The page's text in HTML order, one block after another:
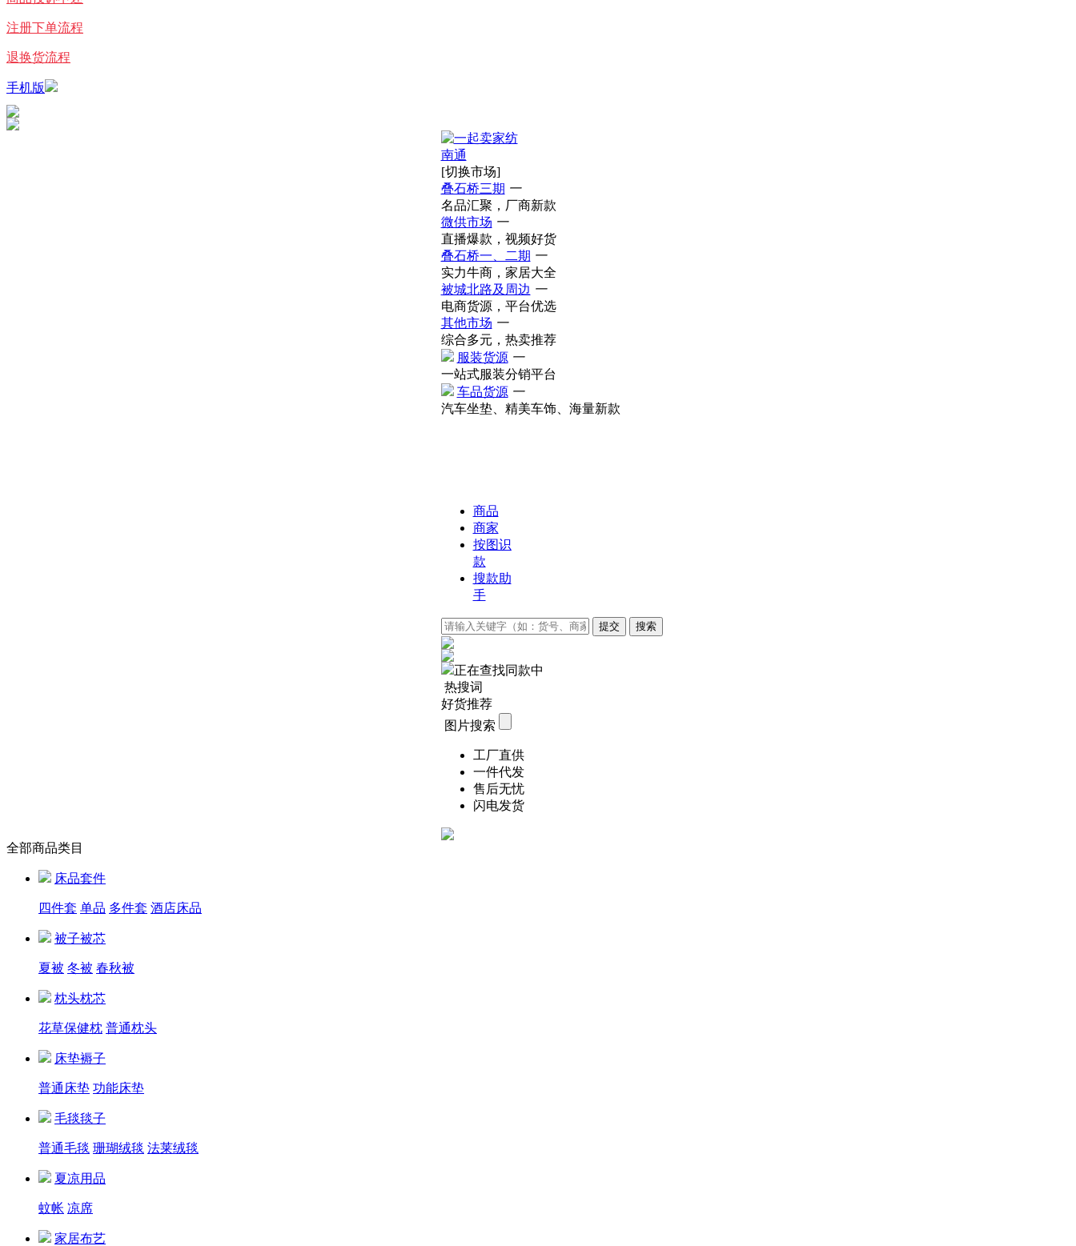
注册下单流程
退换货流程
手机版
南通
[切换市场]
叠石桥三期 一
名品汇聚，厂商新款
微供市场 一
直播爆款，视频好货
叠石桥一、二期 一
实力牛商，家居大全
被城北路及周边 一
电商货源，平台优选
其他市场 一
综合多元，热卖推荐
服装货源 一
一站式服装分销平台
车品货源 一
汽车坐垫、精美车饰、海量新款
商品
商家
按图识
款
搜款助
手
正在查找同款中
热搜词
好货推荐
图片搜索
工厂直供
一件代发
售后无忧
闪电发货
全部商品类目
床品套件
四件套 单品 多件套 酒店床品
被子被芯
夏被 冬被 春秋被
枕头枕芯
花草保健枕 普通枕头
床垫褥子
普通床垫 功能床垫
毛毯毯子
普通毛毯 珊瑚绒毯 法莱绒毯
夏凉用品
蚊帐 凉席
家居布艺